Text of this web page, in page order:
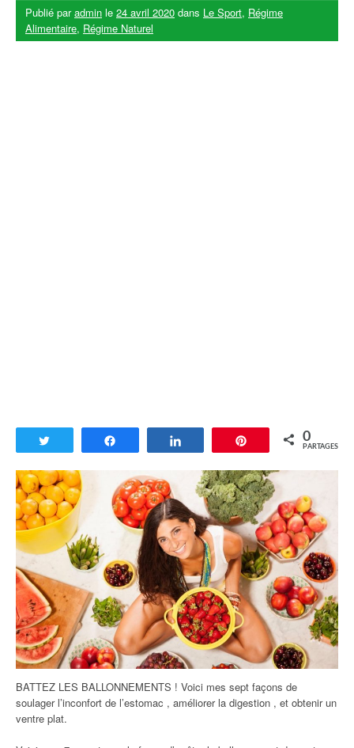
Publié paradmin le 24 avril 2020 dans Le Sport, Régime
Alimentaire, Régime Naturel
Enregistrer
0
PARTAGES
BATTEZ LES BALLONNEMENTS ! Voici mes sept façons de
soulager l’inconfort de l’estomac , améliorer la digestion , et obtenir un
ventre plat.